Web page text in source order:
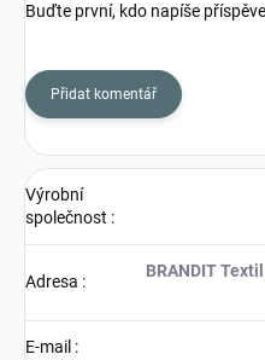
Buďte první, kdo napíše
Přidat komentář
Výrobní
společnost :
Adresa :
BRANDIT
E-mail :